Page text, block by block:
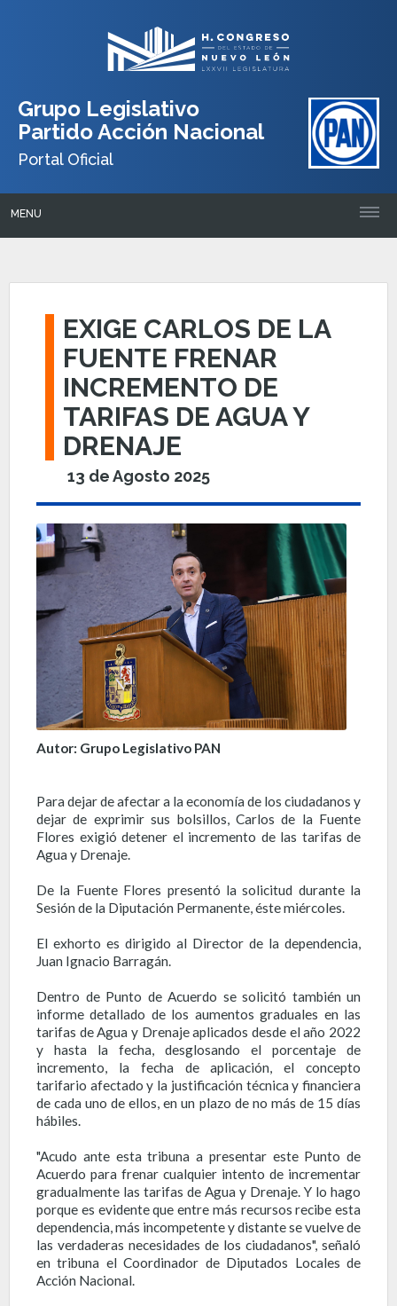
Grupo Legislativo
Partido Acción Nacional
Portal Oficial
MENU
EXIGE CARLOS DE LA
FUENTE FRENAR
INCREMENTO DE
TARIFAS DE AGUA Y
DRENAJE
13 de Agosto 2025
Autor: Grupo Legislativo PAN
Para dejar de afectar a la economía de los ciudadanos y
dejar de exprimir sus bolsillos, Carlos de la Fuente
Flores exigió detener el incremento de las tarifas de
Agua y Drenaje.
De la Fuente Flores presentó la solicitud durante la
Sesión de la Diputación Permanente, éste miércoles.
El exhorto es dirigido al Director de la dependencia,
Juan Ignacio Barragán.
Dentro de Punto de Acuerdo se solicitó también un
informe detallado de los aumentos graduales en las
tarifas de Agua y Drenaje aplicados desde el año 2022
y hasta la fecha, desglosando el porcentaje de
incremento, la fecha de aplicación, el concepto
tarifario afectado y la justificación técnica y financiera
de cada uno de ellos, en un plazo de no más de 15 días
hábiles.
"Acudo ante esta tribuna a presentar este Punto de
Acuerdo para frenar cualquier intento de incrementar
gradualmente las tarifas de Agua y Drenaje. Y lo hago
porque es evidente que entre más recursos recibe esta
dependencia, más incompetente y distante se vuelve de
las verdaderas necesidades de los ciudadanos", señaló
en tribuna el Coordinador de Diputados Locales de
Acción Nacional.